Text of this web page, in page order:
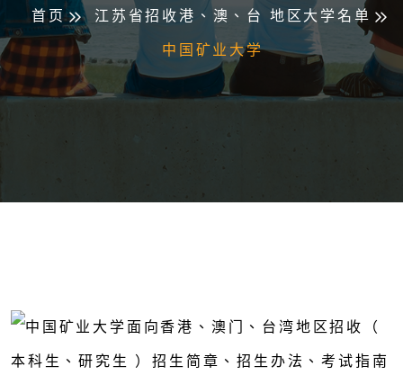
首页 江苏省招收港、澳、台 地区大学名单
中国矿业大学